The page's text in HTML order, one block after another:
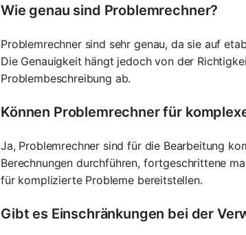
Wie genau sind Problemrechner?
Problemrechner sind sehr genau, da sie auf
Die Genauigkeit hängt jedoch von der
Problembeschreibung ab.
Können Problemrechner für
Ja, Problemrechner sind für die Bearbeitung
Berechnungen durchführen, fortgeschrittene
für komplizierte Probleme bereitstellen.
Gibt es Einschränkungen bei der